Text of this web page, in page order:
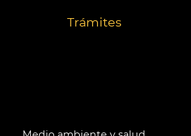
Trámites